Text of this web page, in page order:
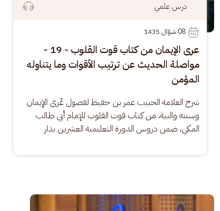
درس علمي
08
عرى الإيمان من كتاب قوت القلوب - 19 -
مواصلة الحديث عن ترتيب الأقوات وما يتناوله
المؤمن
شرح العلامة الحبيب عمر بن حفيظ لفصول عُرى الإيمان
وسننه والنية، من كتاب قوت القلوب للإمام أبي طالب
المكي، ضمن دروس الدورة التعليمية العشرين بدار
الصورة